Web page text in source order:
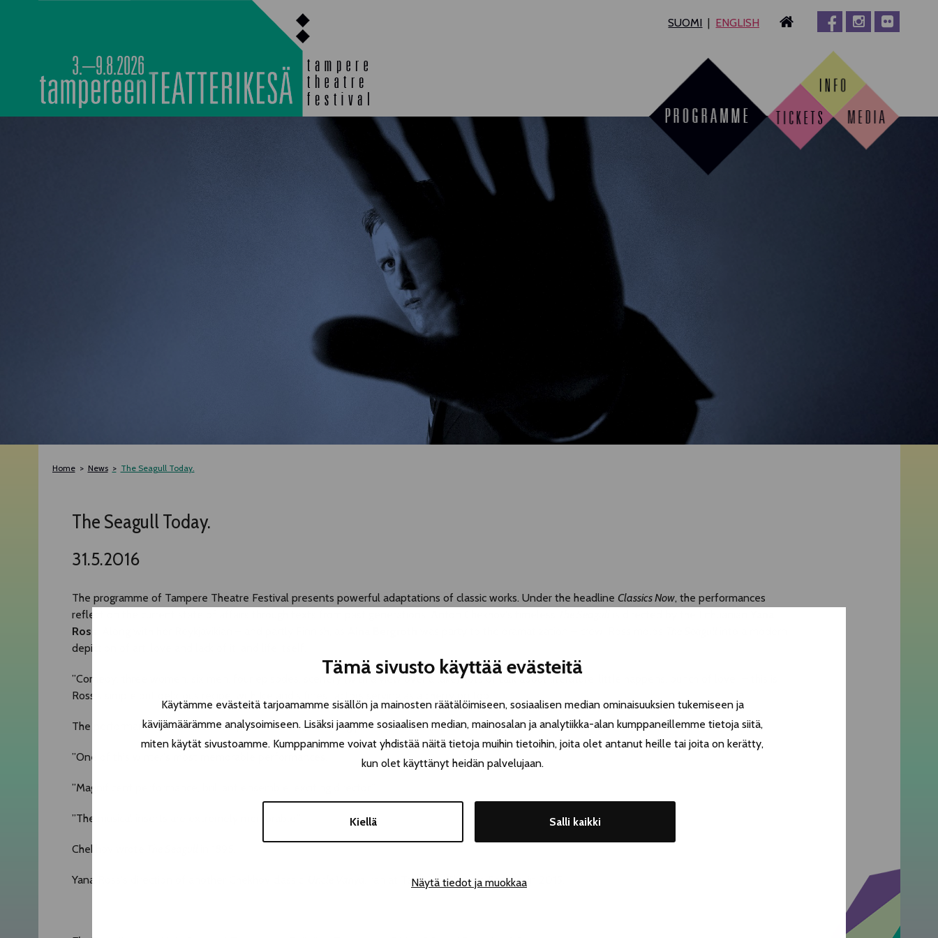
Tämä sivusto käyttää evästeitä
Käytämme evästeitä tarjoamamme sisällön ja mainosten räätälöimiseen, sosiaalisen median ominaisuuksien tukemiseen ja
kävijämäärämme analysoimiseen. Lisäksi jaamme sosiaalisen median, mainosalan ja analytiikka-alan kumppaneillemme tietoja siitä,
miten käytät sivustoamme. Kumppanimme voivat yhdistää näitä tietoja muihin tietoihin, joita olet antanut heille tai joita on kerätty,
kun olet käyttänyt heidän palvelujaan.
Kiellä Salli kaikki
Näytä tiedot ja muokkaa
SUOMI ENGLISH
3.–9.8.2026
TLAB OFF TAMPERE
SEMINARS, MEETINGS AND
MORE
Home News The Seagull Today.
The Seagull Today.
31.5.2016
The programme of Tampere Theatre Festival presents powerful adaptations of classic works. Under the headline Classics Now, the performances
reflect on the current state of affairs through texts from past generations. Anton Chekhov's timeless
Ross
depiction of art, love and lack of it, and life itself.
”Comedy, three women, six men, four episodes, scenery (with a view over a lake), lots of talk about literature, little happens, bunch of love” – this is
Ross's simple but delicious recipe, with Iceland's finest actors serving as a cherry on top.
The performance premiered in Reykjavik last fall, receiving praises from critics:
”One of this winter's most memorable performances.”
”Magnificent performance, brilliant ensemble, exciting director.”
”The musical inserts are extremely memorable.”
Chekhov wrote
Yana Ross's direction of another Chekhov classic, ran at Tampere Theatre Festival in 2015.